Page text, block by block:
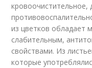
кровоочистительное,
из цветков обладает
слабительным,
свойствами. Из
которые